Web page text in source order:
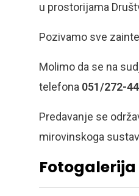
u prostorijama
Pozivamo sve
Molimo da se na
telefona 051/272-
Predavanje se
mirovinskoga
Fotogalerija